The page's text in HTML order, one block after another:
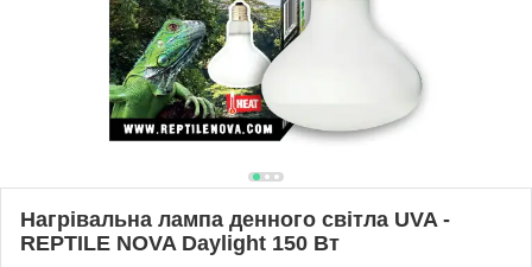
Нагрівальна лампа денного світла UVA -
REPTILE NOVA Daylight 150 Вт